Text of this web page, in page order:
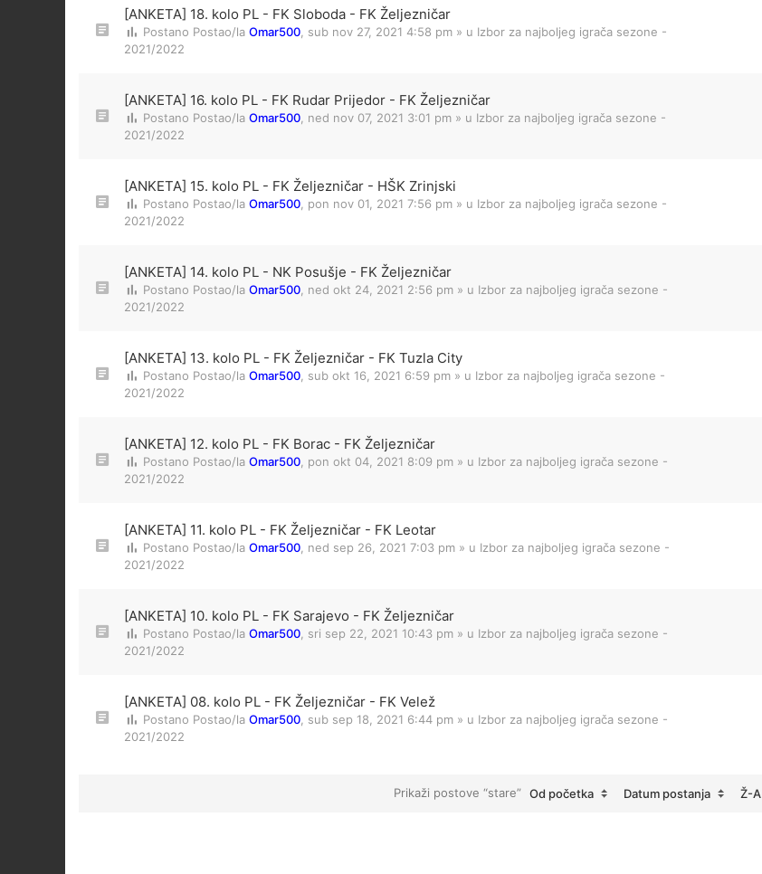
[ANKETA] 18. kolo PL - FK Sloboda - FK Željezničar
Postano Postao/la Omar500 sub nov 27, 2021 4:58 pm » u Izbor za najboljeg igrača sezone -
2021/2022
[ANKETA] 16. kolo PL - FK Rudar Prijedor - FK Željezničar
Postano Postao/la Omar500 ned nov 07, 2021 3:01 pm » u Izbor za najboljeg igrača sezone -
2021/2022
[ANKETA] 15. kolo PL - FK Željezničar - HŠK Zrinjski
Postano Postao/la Omar500 pon nov 01, 2021 7:56 pm » u Izbor za najboljeg igrača sezone -
2021/2022
[ANKETA] 14. kolo PL - NK Posušje - FK Željezničar
Postano Postao/la Omar500 ned okt 24, 2021 2:56 pm » u Izbor za najboljeg igrača sezone -
2021/2022
[ANKETA] 13. kolo PL - FK Željezničar - FK Tuzla City
Postano Postao/la Omar500 sub okt 16, 2021 6:59 pm » u Izbor za najboljeg igrača sezone -
2021/2022
[ANKETA] 12. kolo PL - FK Borac - FK Željezničar
Postano Postao/la Omar500 pon okt 04, 2021 8:09 pm » u Izbor za najboljeg igrača sezone -
2021/2022
[ANKETA] 11. kolo PL - FK Željezničar - FK Leotar
Postano Postao/la Omar500 ned sep 26, 2021 7:03 pm » u Izbor za najboljeg igrača sezone -
2021/2022
[ANKETA] 10. kolo PL - FK Sarajevo - FK Željezničar
Postano Postao/la Omar500 sri sep 22, 2021 10:43 pm » u Izbor za najboljeg igrača sezone -
2021/2022
[ANKETA] 08. kolo PL - FK Željezničar - FK Velež
Postano Postao/la Omar500 sub sep 18, 2021 6:44 pm » u Izbor za najboljeg igrača sezone -
2021/2022
Prikaži postove “stare” Od početka Datum postanja Ž-A